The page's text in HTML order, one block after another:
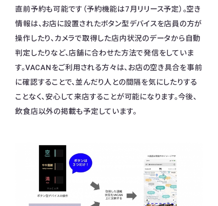
直前予約も可能です（予約機能は7月リリース予定）。空き
情報は、お店に設置されたボタン型デバイスを店員の方が
操作したり、カメラで取得した店内状況のデータから自動
判定したりなど、店舗に合わせた方法で発信をしていま
す。VACANをご利用される方々は、お店の空き具合を事前
に確認することで、並んだり人との間隔を気にしたりする
ことなく、安心して来店することが可能になります。今後、
飲食店以外の掲載も予定しています。